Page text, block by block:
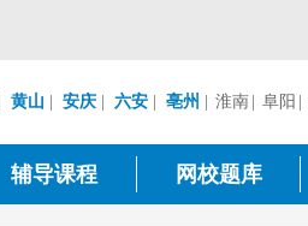
黄山 安庆 六安 亳州 淮南 阜阳
辅导课程 网校题库